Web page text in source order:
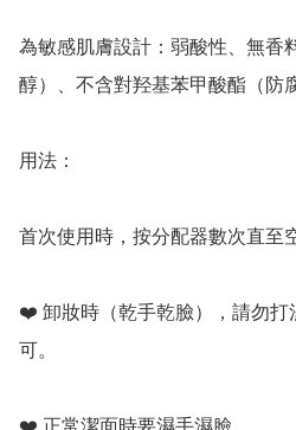
為敏感肌膚設計：弱酸性、無香
醇）、不含對羟基苯甲酸酯（防
用法：
首次使用時，按分配器數次直至
❤️ 卸妝時（乾手乾臉），請勿打
可。